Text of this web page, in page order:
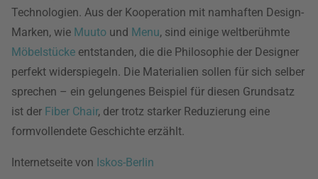
Technologien. Aus der Kooperation mit namhaften Design-
Marken, wie Muuto und Menu, sind einige weltberühmte
Möbelstücke entstanden, die die Philosophie der Designer
perfekt widerspiegeln. Die Materialien sollen für sich selber
sprechen – ein gelungenes Beispiel für diesen Grundsatz
ist der Fiber Chair, der trotz starker Reduzierung eine
formvollendete Geschichte erzählt.
Internetseite von Iskos-Berlin